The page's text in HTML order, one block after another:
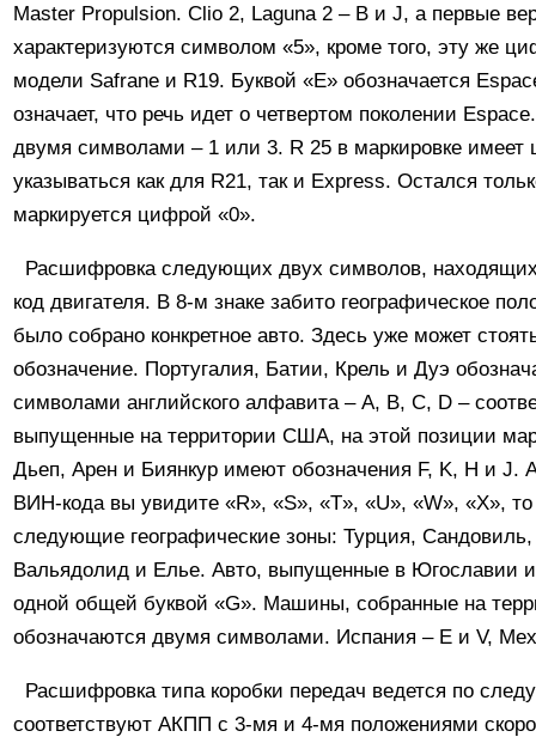
Master Propulsion. Clio 2, Laguna 2 – B и J, а первые
характеризуются символом «5», кроме того, эту же
модели Safrane и R19. Буквой «Е» обозначается
означает, что речь идет о четвертом поколении
двумя символами – 1 или 3. R 25 в маркировке
указываться как для R21, так и Express. Остался
маркируется цифрой «0».
Расшифровка следующих двух символов,
код двигателя. В 8-м знаке забито географическое
было собрано конкретное авто. Здесь уже может
обозначение. Португалия, Батии, Крель и Дуэ
символами английского алфавита – A, B, C, D –
выпущенные на территории США, на этой позиции
Дьеп, Арен и Биянкур имеют обозначения F, K, H и J.
ВИН-кода вы увидите «R», «S», «T», «U», «W», «X»,
следующие географические зоны: Турция,
Вальядолид и Елье. Авто, выпущенные в Югославии
одной общей буквой «G». Машины, собранные на
обозначаются двумя символами. Испания – E и V,
Расшифровка типа коробки передач ведется по
соответствуют АКПП с 3-мя и 4-мя положениями